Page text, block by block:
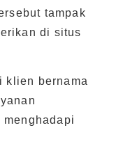
tampak
di situs
klien bernama
menghadapi